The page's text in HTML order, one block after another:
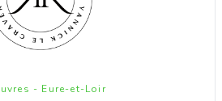
- Eure-et-Loir